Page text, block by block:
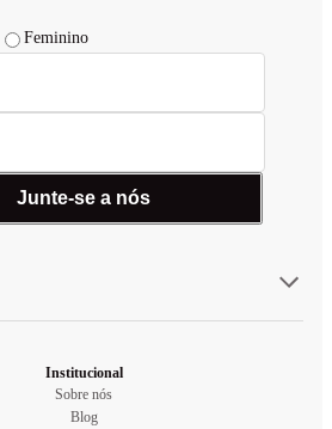
Feminino
Junte-se a nós
Institucional
Sobre nós
Blog